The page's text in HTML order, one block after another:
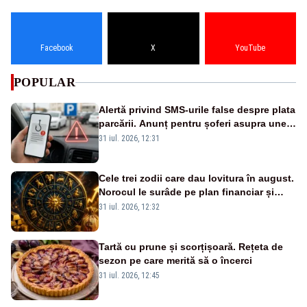
Facebook X YouTube
POPULAR
Alertă privind SMS-urile false despre plata
parcării. Anunț pentru șoferi asupra unei
noi metode de fraudă online
31 iul. 2026, 12:31
Cele trei zodii care dau lovitura în august.
Norocul le surâde pe plan financiar și
profesional
31 iul. 2026, 12:32
Tartă cu prune și scorțișoară. Rețeta de
sezon pe care merită să o încerci
31 iul. 2026, 12:45